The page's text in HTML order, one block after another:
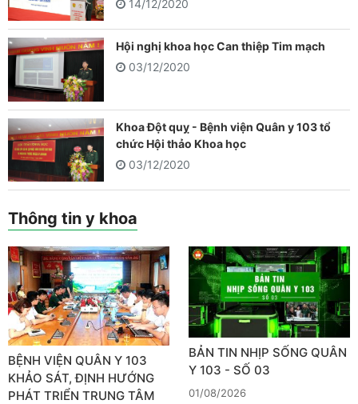
14/12/2020
Hội nghị khoa học Can thiệp Tim mạch
03/12/2020
Khoa Đột quỵ - Bệnh viện Quân y 103 tổ
chức Hội thảo Khoa học
03/12/2020
Thông tin y khoa
BỆNH VIỆN QUÂN Y 103
KHẢO SÁT, ĐỊNH HƯỚNG
PHÁT TRIỂN TRUNG TÂM
BẢN TIN NHỊP SỐNG QUÂN
Y 103 - SỐ 03
01/08/2026